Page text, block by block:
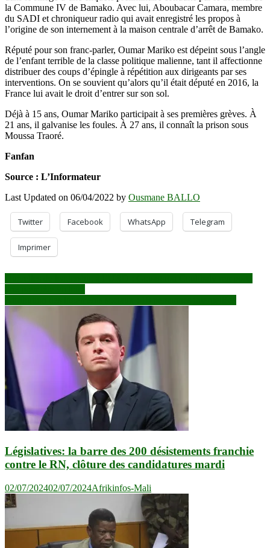
la Commune IV de Bamako. Avec lui, Aboubacar Camara, membre
du SADI et chroniqueur radio qui avait enregistré les propos à
l’origine de son internement à la maison centrale d’arrêt de Bamako.
Réputé pour son franc-parler, Oumar Mariko est dépeint sous l’angle
de l’enfant terrible de la classe politique malienne, tant il affectionne
distribuer des coups d’épingle à répétition aux dirigeants par ses
interventions. On se souvient qu’alors qu’il était député en 2016, la
France lui avait le droit d’entrer sur son sol.
Déjà à 15 ans, Oumar Mariko participait à ses premières grèves. À
21 ans, il galvanise les foules. À 27 ans, il connaît la prison sous
Moussa Traoré.
Fanfan
Source : L’Informateur
Last Updated on 06/04/2022 by Ousmane BALLO
Twitter Facebook WhatsApp Telegram
Imprimer
Navigation
de
l’article
Législatives: la barre des 200 désistements franchie
contre le RN, clôture des candidatures mardi
02/07/202402/07/2024Afrikinfos-Mali